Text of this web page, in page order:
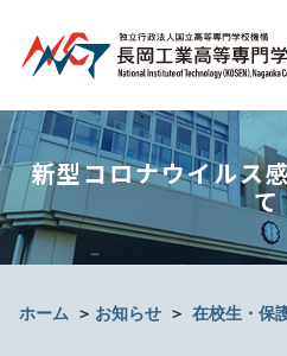
新型コロナウイルス
て
ホーム ＞ お知らせ ＞ 在校生・保